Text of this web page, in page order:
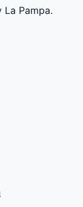
Pampa.